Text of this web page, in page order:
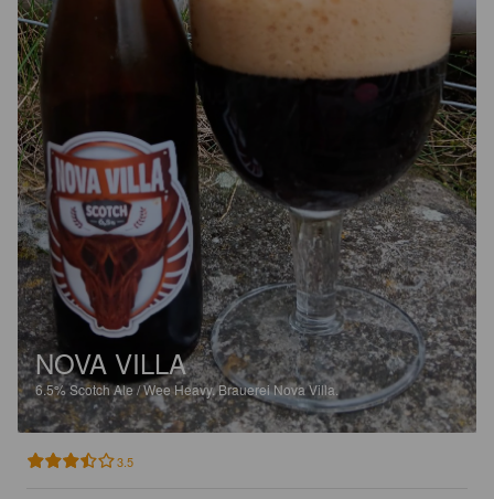
NOVA VILLA
6.5%Scotch Ale / Wee Heavy.Brauerei Nova Villa.
3.5